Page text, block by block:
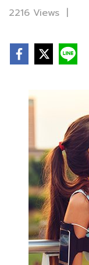
2216 Views |